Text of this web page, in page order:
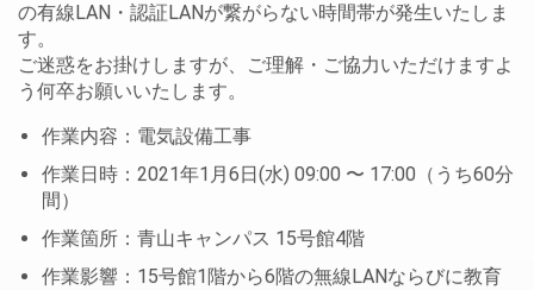
の有線LAN・認証LANが繋がらない時間帯が発生いたしま
す。
ご迷惑をお掛けしますが、ご理解・ご協力いただけますよ
う何卒お願いいたします。
作業内容：電気設備工事
作業日時：2021年1月6日(水) 09:00 〜 17:00（うち60分
間）
作業箇所：青山キャンパス 15号館4階
作業影響：15号館1階から6階の無線LANならびに教育